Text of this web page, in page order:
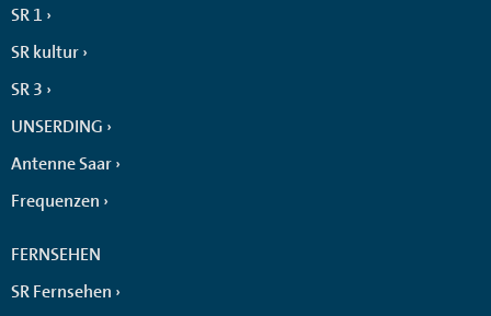
SR 1
SR kultur
SR 3
UNSERDING
Antenne Saar
Frequenzen
FERNSEHEN
SR Fernsehen